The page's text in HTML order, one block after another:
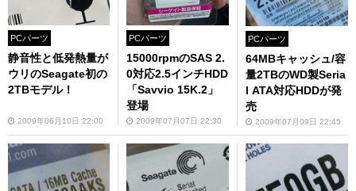
PCパーツ
静音性と低発熱量が
ウリのSeagate初の
2TBモデル！
2009年06月10日 22:00
PCパーツ
15000rpmのSAS 2.
0対応2.5インチHDD
「Savvio 15K.2」
登場
2009年07月07日 22:30
PCパーツ
64MBキャッシュ/容
量2TBのWD製Seria
l ATA対応HDDが発
売
2009年07月09日 22:45